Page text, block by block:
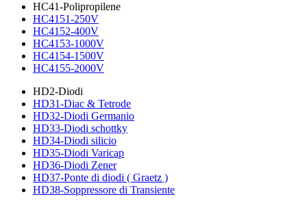
HC41-Polipropilene
HC4151-250V
HC4152-400V
HC4153-1000V
HC4154-1500V
HC4155-2000V
HD2-Diodi
HD31-Diac & Tetrode
HD32-Diodi Germanio
HD33-Diodi schottky
HD34-Diodi silicio
HD35-Diodi Varicap
HD36-Diodi Zener
HD37-Ponte di diodi ( Graetz )
HD38-Soppressore di Transiente